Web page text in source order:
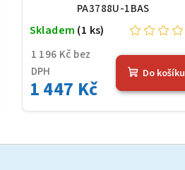
PA3788U-1BAS
1 196 Kč bez
DPH
1 447 Kč
Skladem (1 ks)
Do košíku